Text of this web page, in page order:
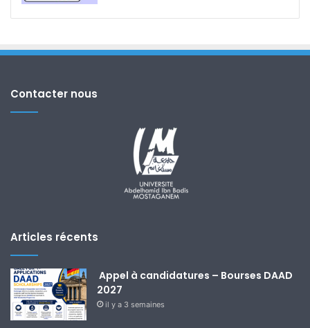
Contacter nous
Articles récents
Appel à candidatures – Bourses DAAD
2027
il y a 3 semaines